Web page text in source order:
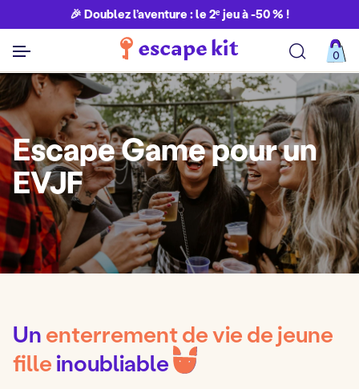
🎉 Doublez l’aventure : le 2ᵉ jeu à -50 % !
0
Escape Game pour un
EVJF
Unenterrement de vie de jeune
filleinoubliable
Découvrir toutes nos aventures